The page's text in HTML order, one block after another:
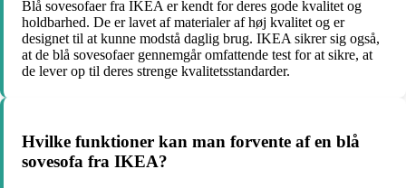
Blå sovesofaer fra IKEA er kendt for deres gode kvalitet og
holdbarhed. De er lavet af materialer af høj kvalitet og er
designet til at kunne modstå daglig brug. IKEA sikrer sig også,
at de blå sovesofaer gennemgår omfattende test for at sikre, at
de lever op til deres strenge kvalitetsstandarder.
Hvilke funktioner kan man forvente af en blå
sovesofa fra IKEA?